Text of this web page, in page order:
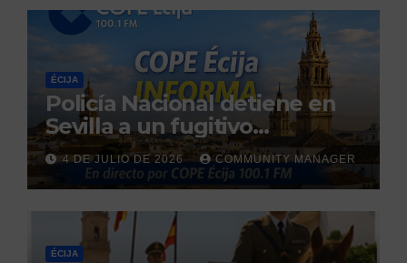
ÉCIJA
Policía Nacional detiene en
Sevilla a un fugitivo
reclamado por narcotráfico
tras no regresar a prisión
durante un permiso
penitenciario
4 DE JULIO DE 2026 COMMUNITY MANAGER
ÉCIJA